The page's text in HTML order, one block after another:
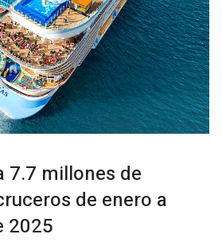
7.7 millones de
de enero a
2025